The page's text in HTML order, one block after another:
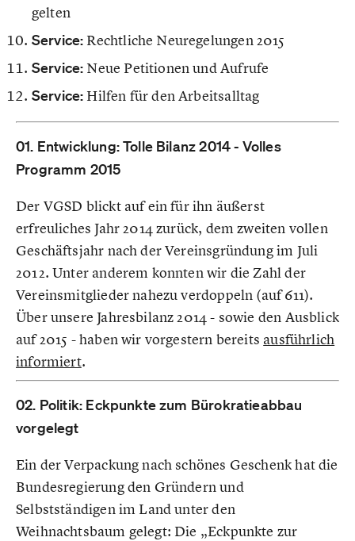
gelten
Service: Rechtliche Neuregelungen 2015
Service: Neue Petitionen und Aufrufe
Service: Hilfen für den Arbeitsalltag
01. Entwicklung: Tolle Bilanz 2014 - Volles
Programm 2015
Der VGSD blickt auf ein für ihn äußerst
erfreuliches Jahr 2014 zurück, dem zweiten vollen
Geschäftsjahr nach der Vereinsgründung im Juli
2012. Unter anderem konnten wir die Zahl der
Vereinsmitglieder nahezu verdoppeln (auf 611).
Über unsere Jahresbilanz 2014 - sowie den Ausblick
auf 2015 - haben wir vorgestern bereits ausführlich
informiert.
02. Politik: Eckpunkte zum Bürokratieabbau
vorgelegt
Ein der Verpackung nach schönes Geschenk hat die
Bundesregierung den Gründern und
Selbstständigen im Land unter den
Weihnachtsbaum gelegt: Die „Eckpunkte zur